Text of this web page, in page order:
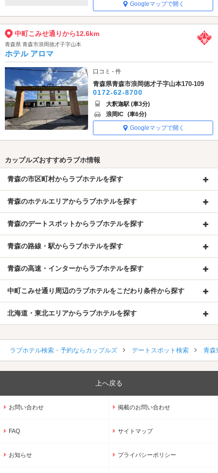
Googleマップで開く
中町こみせ通りから12.6km
青森県 青森市浪岡徳才子字山本
ホテル アロマ
口コミ - 件
青森県青森市浪岡徳才子字山本170-109
0172-62-8700
大釈迦駅 (車3分)
浪岡IC (車6分)
Googleマップで開く
カップルズおすすめラブホ情報
青森の市区町村からラブホテルを探す
青森のホテルエリアからラブホテルを探す
青森のデートスポットからラブホテルを探す
青森の路線・駅からラブホテルを探す
青森の高速・インターからラブホテルを探す
中町こみせ通り周辺のラブホテルをこだわり条件から探す
北海道・東北エリアからラブホテルを探す
ラブホテル検索・予約ならカップルズ デートスポット検索 青森
上へ戻る
お問い合わせ 掲載のお問い合わせ
FAQ サイトマップ
お知らせ プライバシーポリシー